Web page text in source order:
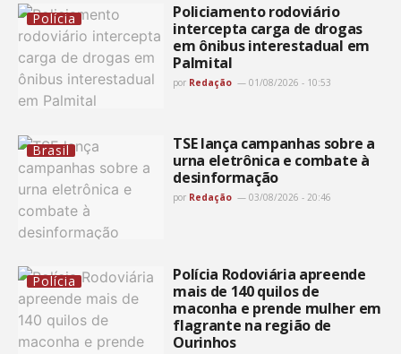
Polícia
Policiamento rodoviário
intercepta carga de drogas
em ônibus interestadual em
Palmital
por Redação 01/08/2026 - 10:53
Brasil
TSE lança campanhas sobre a
urna eletrônica e combate à
desinformação
por Redação 03/08/2026 - 20:46
Polícia
Polícia Rodoviária apreende
mais de 140 quilos de
maconha e prende mulher em
flagrante na região de
Ourinhos